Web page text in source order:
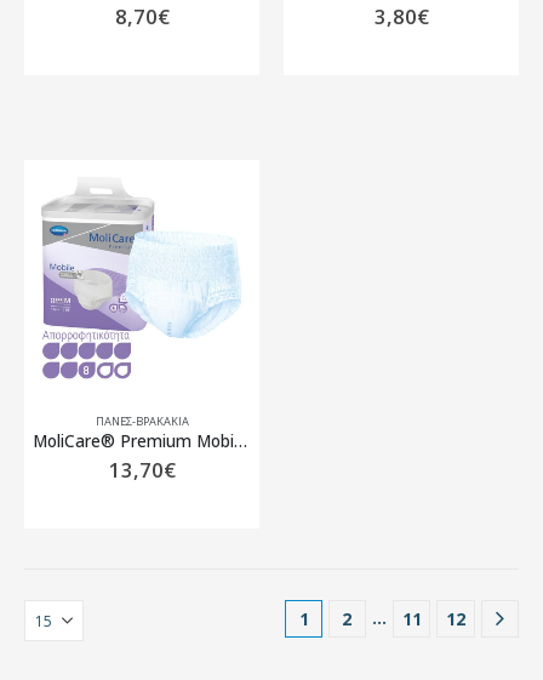
8,70€ 3,80€
ΠΆΝΕΣ-ΒΡΑΚΆΚΙΑ
MoliCare® Premium Mobile super plus εσώρουχο ακράτειας νύχτας 8 σταγόνες, συσκευασία 14 τεμαχίων
13,70€
1 2 … 11 12